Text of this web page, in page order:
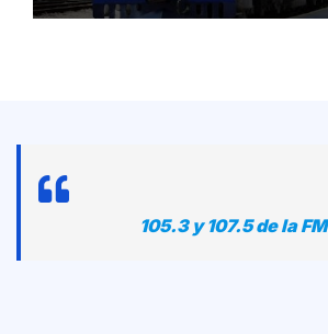
105.3 y 107.5 de la FM